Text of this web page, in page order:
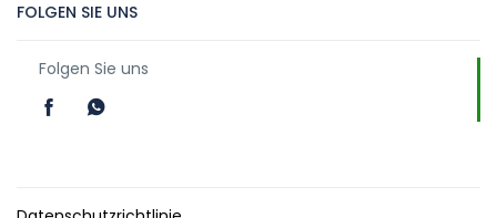
FOLGEN SIE UNS
Folgen Sie uns